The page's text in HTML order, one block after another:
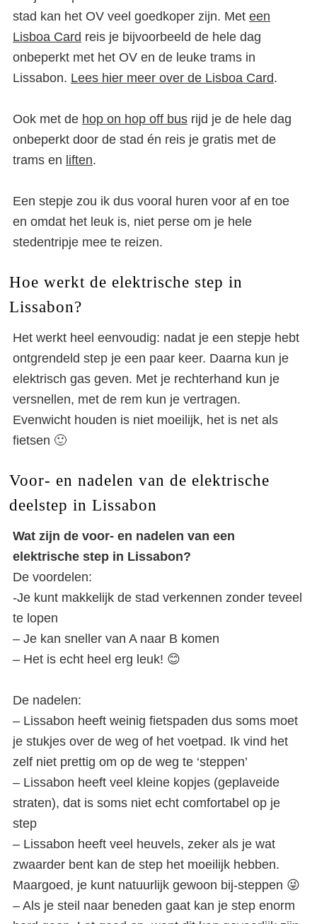
stad kan het OV veel goedkoper zijn. Met een
Lisboa Card reis je bijvoorbeeld de hele dag
onbeperkt met het OV en de leuke trams in
Lissabon. Lees hier meer over de Lisboa Card.
Ook met de hop on hop off bus rijd je de hele dag
onbeperkt door de stad én reis je gratis met de
trams en liften.
Een stepje zou ik dus vooral huren voor af en toe
en omdat het leuk is, niet perse om je hele
stedentripje mee te reizen.
Hoe werkt de elektrische step in
Lissabon?
Het werkt heel eenvoudig: nadat je een stepje hebt
ontgrendeld step je een paar keer. Daarna kun je
elektrisch gas geven. Met je rechterhand kun je
versnellen, met de rem kun je vertragen.
Evenwicht houden is niet moeilijk, het is net als
fietsen 🙂
Voor- en nadelen van de elektrische
deelstep in Lissabon
Wat zijn de voor- en nadelen van een
elektrische step in Lissabon?
De voordelen:
-Je kunt makkelijk de stad verkennen zonder teveel
te lopen
– Je kan sneller van A naar B komen
– Het is echt heel erg leuk! 😊
De nadelen:
– Lissabon heeft weinig fietspaden dus soms moet
je stukjes over de weg of het voetpad. Ik vind het
zelf niet prettig om op de weg te ‘steppen’
– Lissabon heeft veel kleine kopjes (geplaveide
straten), dat is soms niet echt comfortabel op je
step
– Lissabon heeft veel heuvels, zeker als je wat
zwaarder bent kan de step het moeilijk hebben.
Maargoed, je kunt natuurlijk gewoon bij-steppen 😜
– Als je steil naar beneden gaat kan je step enorm